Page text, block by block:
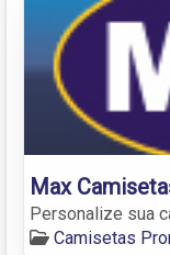
Max
Personalize sua
Camisetas